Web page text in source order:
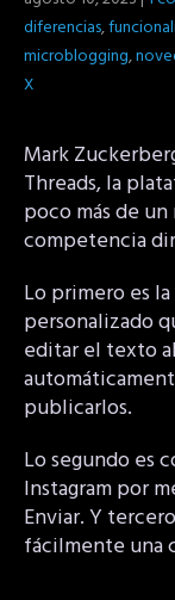
diferencias,
microblogging,
X
Mark
Threads, la
poco más de
competencia
Lo primero es
personalizado
editar el texto
publicarlos.
Lo segundo es
Instagram por
Enviar. Y
fácilmente una